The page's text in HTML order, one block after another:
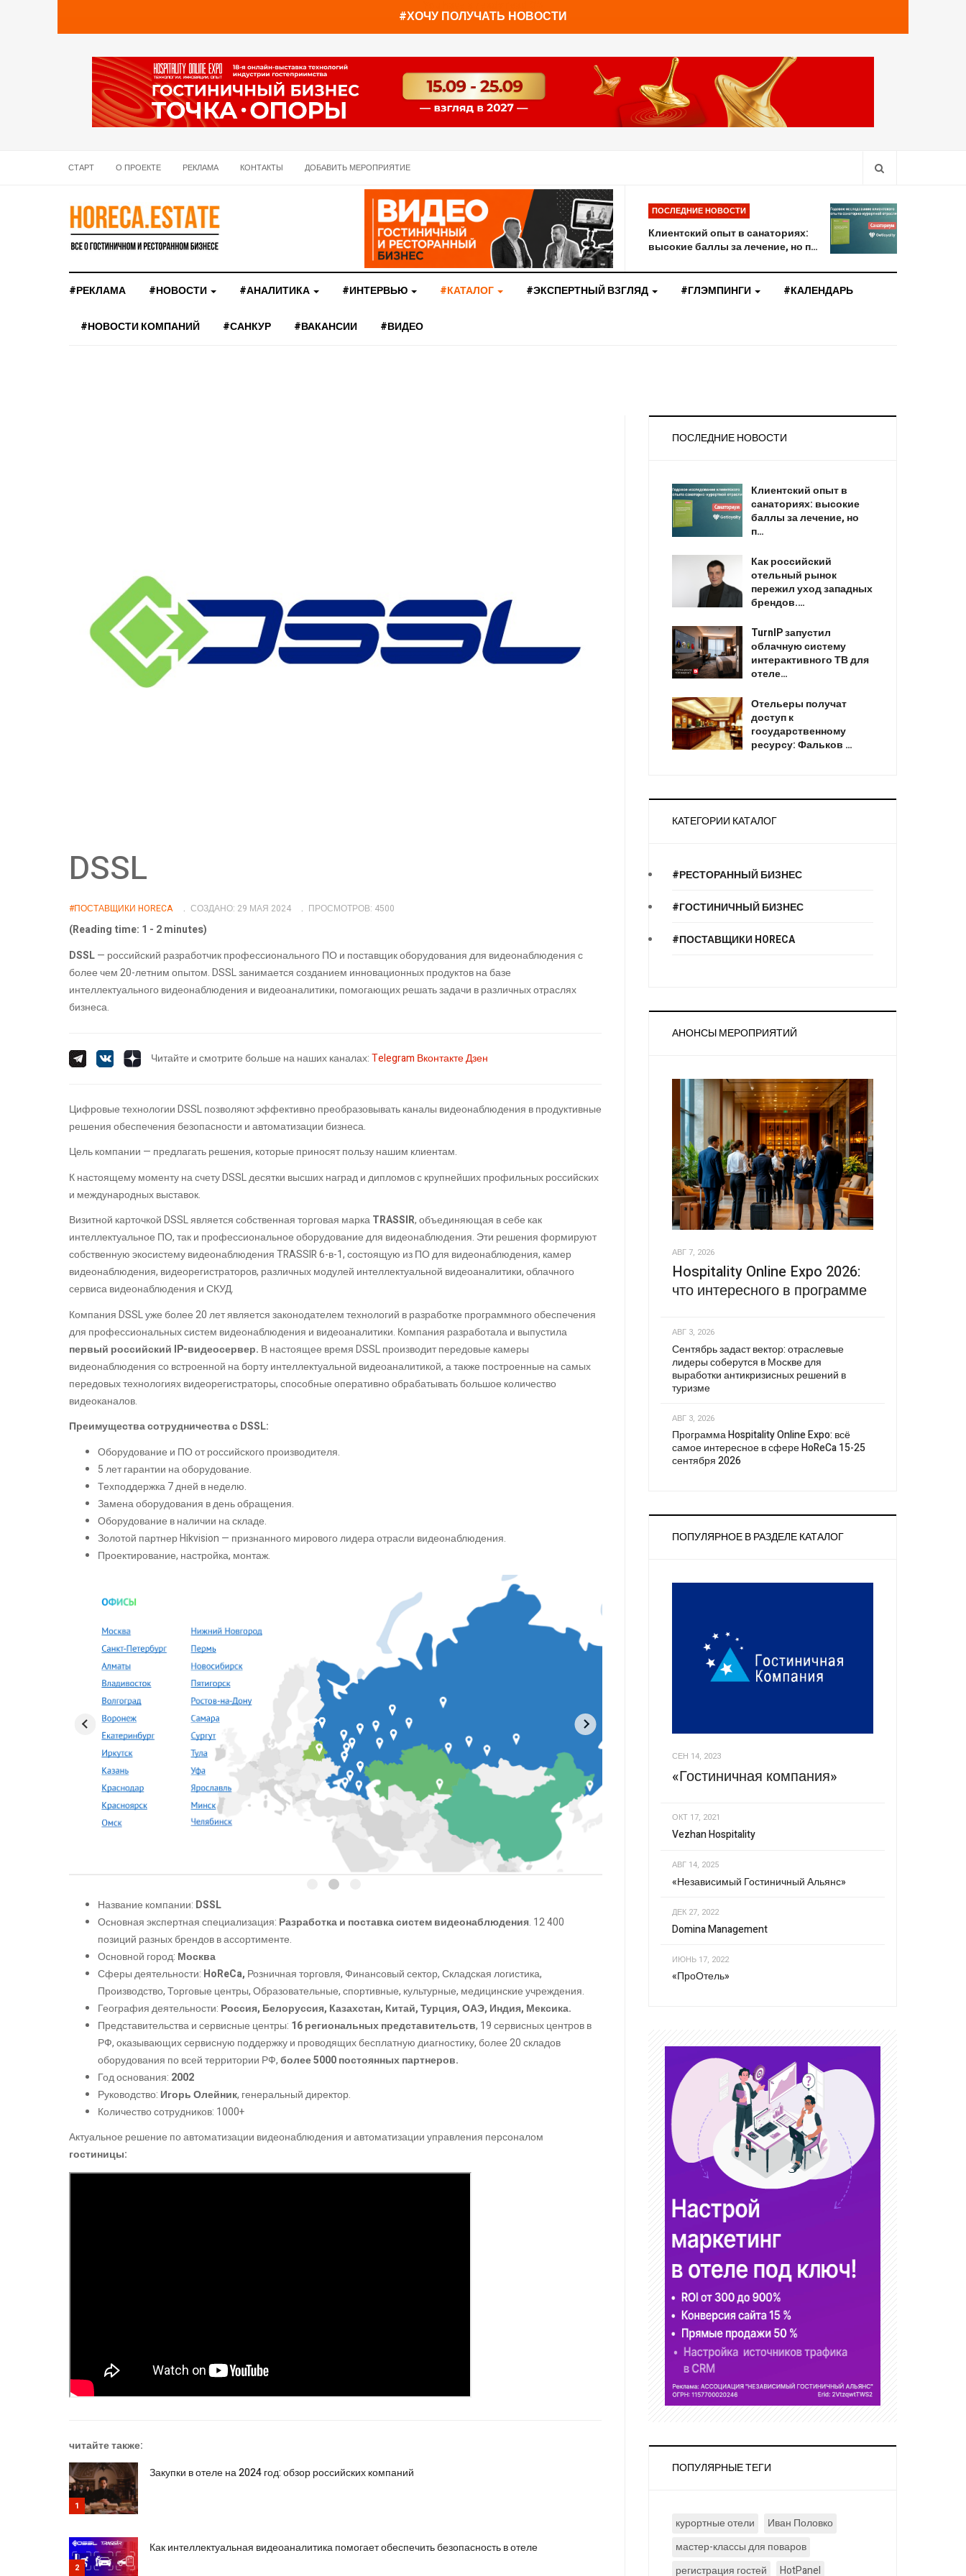
#ХОЧУ ПОЛУЧАТЬ НОВОСТИ
СТАРТ О ПРОЕКТЕ РЕКЛАМА КОНТАКТЫ ДОБАВИТЬ МЕРОПРИЯТИЕ
ПОСЛЕДНИЕ НОВОСТИ
Клиентский опыт в санаториях:
высокие баллы за лечение, но п…
#РЕКЛАМА #НОВОСТИ #АНАЛИТИКА #ИНТЕРВЬЮ #КАТАЛОГ #ЭКСПЕРТНЫЙ ВЗГЛЯД #ГЛЭМПИНГИ #КАЛЕНДАРЬ
#НОВОСТИ КОМПАНИЙ #САНКУР #ВАКАНСИИ #ВИДЕО
DSSL
#ПОСТАВЩИКИ HORECA СОЗДАНО: 29 МАЯ 2024 ПРОСМОТРОВ: 4500
(Reading time: 1 - 2 minutes)
DSSL— российский разработчик профессионального ПО и поставщик оборудования для видеонаблюдения с
более чем 20-летним опытом. DSSL занимается созданием инновационных продуктов на базе
интеллектуального видеонаблюдения и видеоаналитики, помогающих решать задачи в различных отраслях
бизнеса.
Читайте и смотрите больше на наших каналах:Telegram ВконтактеДзен
Цифровые технологии DSSL позволяют эффективно преобразовывать каналы видеонаблюдения в продуктивные
решения обеспечения безопасности и автоматизации бизнеса.
Цель компании — предлагать решения, которые приносят пользу нашим клиентам.
К настоящему моменту на счету DSSL десятки высших наград и дипломов с крупнейших профильных российских
и международных выставок.
Визитной карточкой DSSL является собственная торговая маркаTRASSIR, объединяющая в себе как
интеллектуальное ПО, так и профессиональное оборудование для видеонаблюдения. Эти решения формируют
собственную экосистему видеонаблюдения TRASSIR 6-в-1, состоящую из ПО для видеонаблюдения, камер
видеонаблюдения, видеорегистраторов, различных модулей интеллектуальной видеоаналитики, облачного
сервиса видеонаблюдения и СКУД.
Компания DSSL уже более 20 лет является законодателем технологий в разработке программного обеспечения
для профессиональных систем видеонаблюдения и видеоаналитики. Компания разработала и выпустила
первый российский IP-видеосервер. В настоящее время DSSL производит передовые камеры
видеонаблюдения со встроенной на борту интеллектуальной видеоаналитикой, а также построенные на самых
передовых технологиях видеорегистраторы, способные оперативно обрабатывать большое количество
видеоканалов.
Преимущества сотрудничества с DSSL:
Оборудование и ПО от российского производителя.
5 лет гарантии на оборудование.
Техподдержка 7 дней в неделю.
Замена оборудования в день обращения.
Оборудование в наличии на складе.
Золотой партнер Hikvision — признанного мирового лидера отрасли видеонаблюдения.
Проектирование, настройка, монтаж.
Название компании: DSSL
Основная экспертная специализация: Разработка и поставка систем видеонаблюдения. 12 400
позиций разных брендов в ассортименте.
Основной город: Москва
Сферы деятельности: HoReCa, Розничная торговля, Финансовый сектор, Складская логистика,
Производство, Торговые центры, Образовательные, спортивные, культурные, медицинские учреждения.
География деятельности: Россия, Белоруссия, Казахстан, Китай, Турция, ОАЭ, Индия, Мексика.
Представительства и сервисные центры: 16 региональных представительств, 19 сервисных центров в
РФ, оказывающих сервисную поддержку и проводящих бесплатную диагностику, более 20 складов
оборудования по всей территории РФ,более 5000 постоянных партнеров.
Год основания: 2002
Руководство: Игорь Олейник, генеральный директор.
Количество сотрудников: 1000+
Актуальное решение по автоматизации видеонаблюдения и автоматизации управления персоналом
гостиницы:
читайте также:
1
Закупки в отеле на 2024 год: обзор российских компаний
2
Как интеллектуальная видеоаналитика помогает обеспечить безопасность в отеле
ПОСЛЕДНИЕ НОВОСТИ
Клиентский опыт в
санаториях: высокие
баллы за лечение, но
п…
Как российский
отельный рынок
пережил уход западных
брендов.…
TurnIP запустил
облачную систему
интерактивного ТВ для
отеле…
Отельеры получат
доступ к
государственному
ресурсу: Фальков …
КАТЕГОРИИ КАТАЛОГ
#РЕСТОРАННЫЙ БИЗНЕС
#ГОСТИНИЧНЫЙ БИЗНЕС
#ПОСТАВЩИКИ HORECA
АНОНСЫ МЕРОПРИЯТИЙ
АВГ 7, 2026
Hospitality Online Expo 2026:
что интересного в программе
АВГ 3, 2026
Сентябрь задаст вектор: отраслевые
лидеры соберутся в Москве для
выработки антикризисных решений в
туризме
АВГ 3, 2026
Программа Hospitality Online Expo: всё
самое интересное в сфере HoReCa 15-25
сентября 2026
ПОПУЛЯРНОЕ В РАЗДЕЛЕ КАТАЛОГ
СЕН 14, 2023
«Гостиничная компания»
ОКТ 17, 2021
Vezhan Hospitality
АВГ 14, 2025
«Независимый Гостиничный Альянс»
ДЕК 27, 2022
Domina Management
ИЮНЬ 17, 2022
«ПроОтель»
ПОПУЛЯРНЫЕ ТЕГИ
курортные отели
Иван Половко
мастер-классы для поваров
регистрация гостей
HotPanel